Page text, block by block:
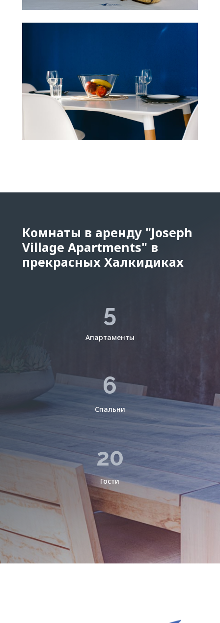
Комнаты в аренду "Joseph
Village Apartments" в
прекрасных Халкидиках
5
Апартаменты
6
Спальни
20
Гости